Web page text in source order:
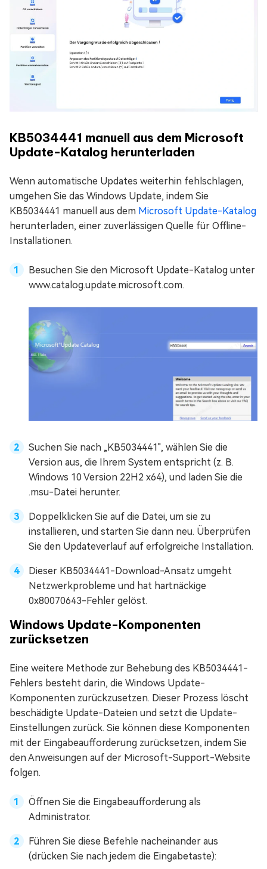
KB5034441 manuell aus dem Microsoft
Update-Katalog herunterladen
Wenn automatische Updates weiterhin fehlschlagen,
umgehen Sie das Windows Update, indem Sie
KB5034441 manuell aus dem Microsoft Update-Katalog
herunterladen, einer zuverlässigen Quelle für Offline-
Installationen.
Besuchen Sie den Microsoft Update-Katalog unter
www.catalog.update.microsoft.com.
Suchen Sie nach „KB5034441", wählen Sie die
Version aus, die Ihrem System entspricht (z. B.
Windows 10 Version 22H2 x64), und laden Sie die
.msu-Datei herunter.
Doppelklicken Sie auf die Datei, um sie zu
installieren, und starten Sie dann neu. Überprüfen
Sie den Updateverlauf auf erfolgreiche Installation.
Dieser KB5034441-Download-Ansatz umgeht
Netzwerkprobleme und hat hartnäckige
0x80070643-Fehler gelöst.
Windows Update-Komponenten
zurücksetzen
Eine weitere Methode zur Behebung des KB5034441-
Fehlers besteht darin, die Windows Update-
Komponenten zurückzusetzen. Dieser Prozess löscht
beschädigte Update-Dateien und setzt die Update-
Einstellungen zurück. Sie können diese Komponenten
mit der Eingabeaufforderung zurücksetzen, indem Sie
den Anweisungen auf der Microsoft-Support-Website
folgen.
Öffnen Sie die Eingabeaufforderung als
Administrator.
Führen Sie diese Befehle nacheinander aus
(drücken Sie nach jedem die Eingabetaste):